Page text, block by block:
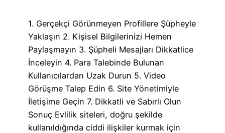
1. Gerçekçi Görünmeyen Profillere Şüpheyle
Yaklaşın 2. Kişisel Bilgilerinizi Hemen
Paylaşmayın 3. Şüpheli Mesajları Dikkatlice
İnceleyin 4. Para Talebinde Bulunan
Kullanıcılardan Uzak Durun 5. Video
Görüşme Talep Edin 6. Site Yönetimiyle
İletişime Geçin 7. Dikkatli ve Sabırlı Olun
Sonuç Evlilik siteleri, doğru şekilde
kullanıldığında ciddi ilişkiler kurmak için